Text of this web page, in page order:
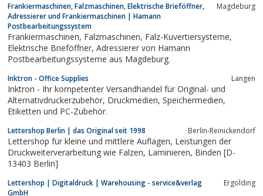
Lohnarbeiten, Lagerung und Versand. Sie bedient ebenfalls
Werbeagenturen und Druckereien mit...
Frankiermaschinen, Falzmaschinen, Elektrische Brieföffner,
Adressierer und Frankiermaschinen | Hamann
Postbearbeitungssystem
Magdeburg
Frankiermaschinen, Falzmaschinen, Falz-Kuvertiersysteme,
Elektrische Brieföffner, Adressierer von Hamann
Postbearbeitungssysteme aus Magdeburg.
Inktron - Office Supplies Langen
Inktron - Ihr kompetenter Versandhandel für Original- und
Alternativdruckerzubehör, Druckmedien, Speichermedien,
Etiketten und PC-Zubehör.
Lettershop Berlin | das Original seit 1998 Berlin-Reinickendorf
Lettershop für kleine und mittlere Auflagen, Leistungen der
Druckweiterverarbeitung wie Falzen, Laminieren, Binden [D-
13403 Berlin]
Lettershop | Digitaldruck | Warehousing - service&verlag
GmbH
Ergolding